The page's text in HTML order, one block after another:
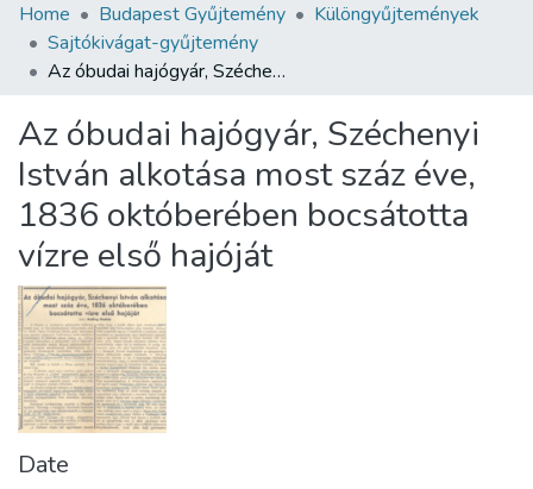
Communities & Collections
All of DSpace
About us
Home Budapest Gyűjtemény
Különgyűjtemények
Sajtókivágat-gyűjtemény
Az óbudai hajógyár, Széchenyi István alkotása most száz éve, 1836 októberében bocsátotta vízre első hajóját
Az óbudai hajógyár, Széchenyi
István alkotása most száz éve,
1836 októberében bocsátotta
vízre első hajóját
Date